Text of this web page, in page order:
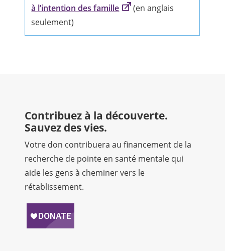
à l’intention des famille
(en anglais
seulement)
Contribuez à la découverte.
Sauvez des vies.
Votre don contribuera au financement de la
recherche de pointe en santé mentale qui
aide les gens à cheminer vers le
rétablissement.